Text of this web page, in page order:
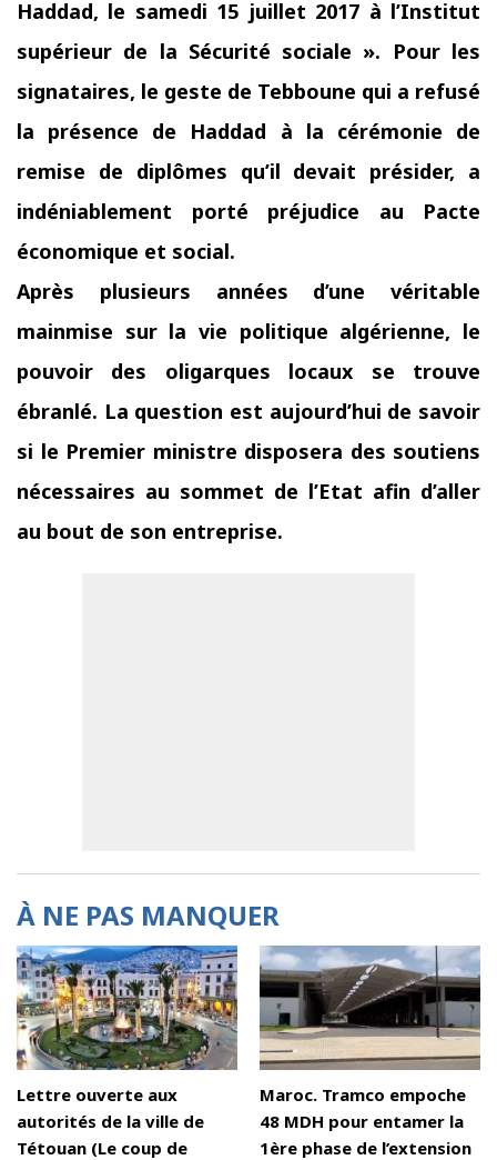
Haddad, le samedi 15 juillet 2017 à l’Institut
supérieur de la Sécurité sociale ». Pour les
signataires, le geste de Tebboune qui a refusé
la présence de Haddad à la cérémonie de
remise de diplômes qu’il devait présider, a
indéniablement porté préjudice au Pacte
économique et social.
Après plusieurs années d’une véritable
mainmise sur la vie politique algérienne, le
pouvoir des oligarques locaux se trouve
ébranlé. La question est aujourd’hui de savoir
si le Premier ministre disposera des soutiens
nécessaires au sommet de l’Etat afin d’aller
au bout de son entreprise.
À NE PAS MANQUER
Lettre ouverte aux
autorités de la ville de
Tétouan (Le coup de
Maroc. Tramco empoche
48 MDH pour entamer la
1ère phase de l’extension